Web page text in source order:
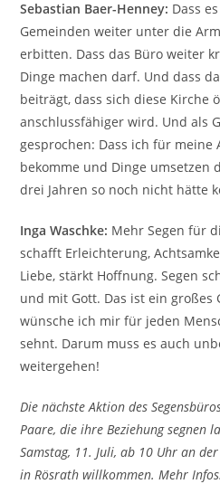
Sebastian Baer-Henney: Dass
Gemeinden weiter unter die
erbitten. Dass das Büro weiter
Dinge machen darf. Und dass
beiträgt, dass sich diese Kirche
anschlussfähiger wird. Und als
gesprochen: Dass ich für
bekomme und Dinge umsetzen
drei Jahren so noch nicht hätte
Inga Waschke: Mehr Segen für
schafft Erleichterung,
Liebe, stärkt Hoffnung. Segen
und mit Gott. Das ist ein großes
wünsche ich mir für jeden
sehnt. Darum muss es auch
weitergehen!
Die nächste Aktion des
Paare, die ihre Beziehung segnen
Samstag, 11. Juli, ab 10 Uhr an
in Rösrath willkommen. Mehr